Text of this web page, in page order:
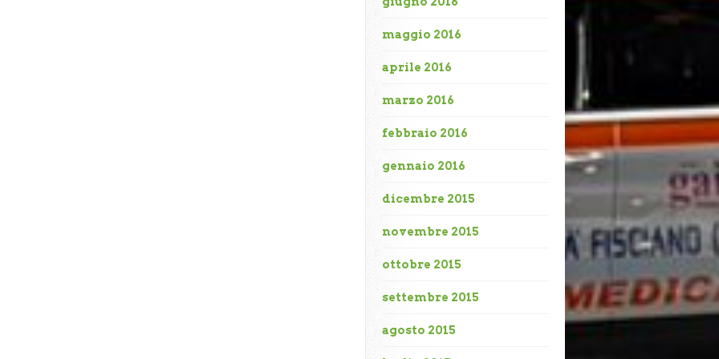
maggio 2016
aprile 2016
marzo 2016
febbraio 2016
gennaio 2016
dicembre 2015
novembre 2015
ottobre 2015
settembre 2015
agosto 2015